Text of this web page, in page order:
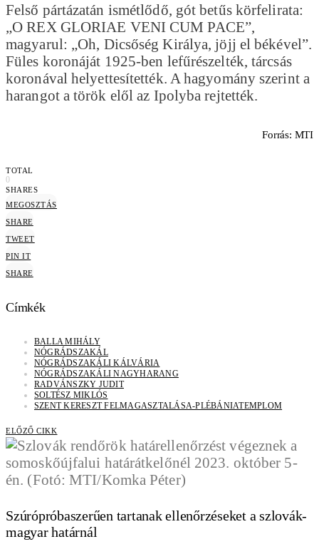
Felső pártázatán ismétlődő, gót betűs körfelirata:
„O REX GLORIAE VENI CUM PACE”,
magyarul: „Oh, Dicsőség Királya, jöjj el békével”.
Füles koronáját 1925-ben lefűrészelték, tárcsás
koronával helyettesítették. A hagyomány szerint a
harangot a török elől az Ipolyba rejtették.
Forrás: MTI
TOTAL
0
SHARES
MEGOSZTÁS
SHARE
TWEET
PIN IT
SHARE
Címkék
BALLA MIHÁLY
NÓGRÁDSZAKÁL
NÓGRÁDSZAKÁLI KÁLVÁRIA
NÓGRÁDSZAKÁLI NAGYHARANG
RADVÁNSZKY JUDIT
SOLTÉSZ MIKLÓS
SZENT KERESZT FELMAGASZTALÁSA-PLÉBÁNIATEMPLOM
ELŐZŐ CIKK
Szúrópróbaszerűen tartanak ellenőrzéseket a szlovák-
magyar határnál